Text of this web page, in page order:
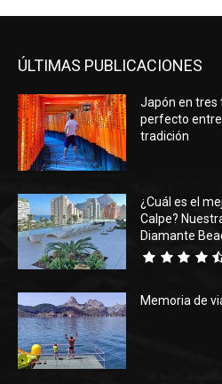
ÚLTIMAS PUBLICACIONES
Japón en tres
perfecto
tradición
¿Cuál es el
Calpe?
Diamante
Memoria de